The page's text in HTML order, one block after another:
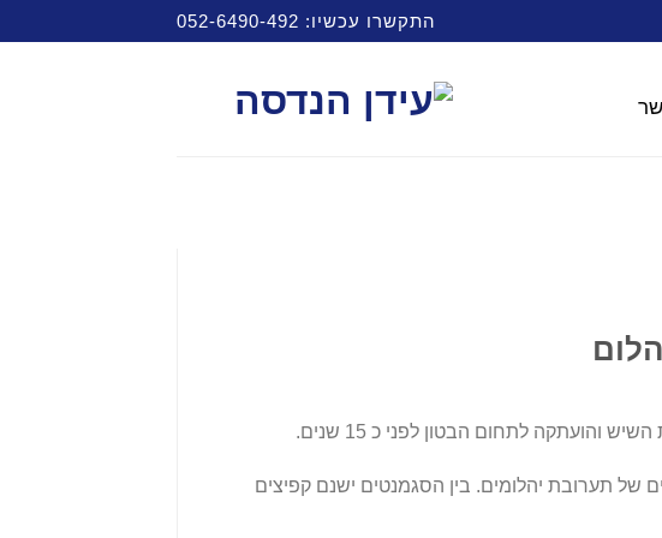
התקשרו עכשיו: 052-6490-492
של תערובת יהלומים. בין הסגמנטים ישנם קפיצים